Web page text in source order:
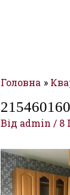
Головна
215460160
Від admin / 8